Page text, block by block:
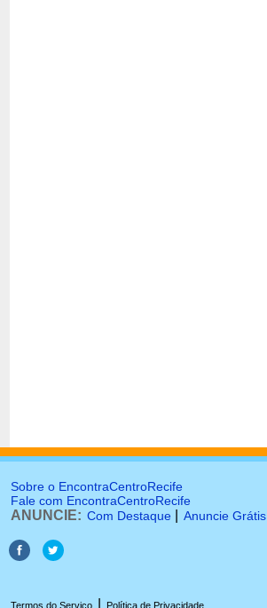
Sobre o EncontraCentroRecife
Fale com EncontraCentroRecife
ANUNCIE: Com Destaque Anuncie Grátis
Termos do Serviço Política de Privacidade